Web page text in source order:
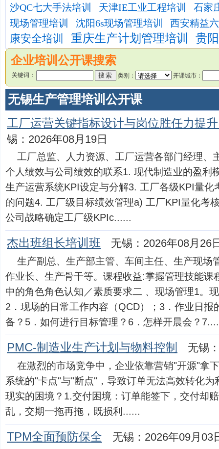
沙QC七大手法培训 天津IE工业工程培训
石家
现场管理培训
沈阳6s现场管理培训 西安精益
康安全培训 重庆生产计划管理培训
贵
企业培训公开课搜索
关键词： 类别： 开课城市：
无锡生产管理培训公开课
工厂运营关键指标设计与岗位胜任力提
锡：2026年08月19日
工厂总监、人力资源、工厂运营各部门经理、
个人绩效与公司绩效的联系1. 现代制造业的盈利
生产运营系统KPI设定与分解3. 工厂各级KPI量化
的问题4. 工厂级目标绩效管理a) 工厂KPI量化考
公司战略确定工厂级KPIc......
杰出班组长培训班 无锡：2026年08月26
生产副总、生产部主管、车间主任、生产现场
作业长、生产骨干等。课程收益:掌握管理技能课
中的角色角色认知／素质要求二 、现场管理1。
2．现场的日常工作内容（QCD）；3．作业日报
备？5．如何进行目标管理？6．怎样开晨会？
PMC-制造业生产计划与物料控制 无锡
在激烈的市场竞争中，企业依靠营销"开源"拿
系统的"卡点"与"断点"，导致订单无法高效转化
现实的困境？1.交付困境：订单能签下，交付
乱，交期一拖再拖，既损利......
TPM全面预防保全 无锡：2026年09月03